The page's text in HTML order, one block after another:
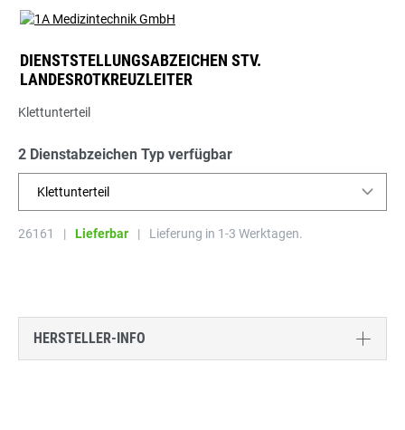
DIENSTSTELLUNGSABZEICHEN STV.
LANDESROTKREUZLEITER
Klettunterteil
2 Dienstabzeichen Typ verfügbar
Klettunterteil
26161 | Lieferbar | Lieferung in 1-3 Werktagen.
HERSTELLER-INFO